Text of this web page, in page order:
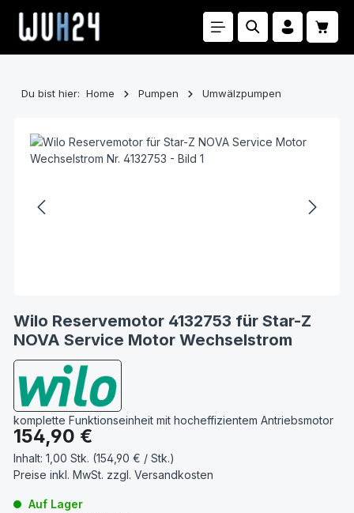
Zum Hauptinhalt springen
Du bist hier: Home Pumpen Umwälzpumpen
Wilo Reservemotor 4132753 für Star-Z
NOVA Service Motor Wechselstrom
komplette Funktionseinheit mit hocheffizientem Antriebsmotor
Regulärer Preis:
154,90 €
Inhalt: 1,00 Stk. (154,90 € / Stk.)
Preise inkl. MwSt. zzgl. Versandkosten
Auf Lager